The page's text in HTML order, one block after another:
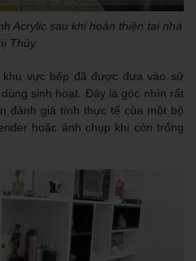
Acrylic sau khi hoàn thiện tại nhà
Thủy
vực bếp đã được đưa vào sử
sinh hoạt. Đây là góc nhìn rất
đánh giá tính thực tế của một bộ
hoặc ảnh chụp khi còn trống